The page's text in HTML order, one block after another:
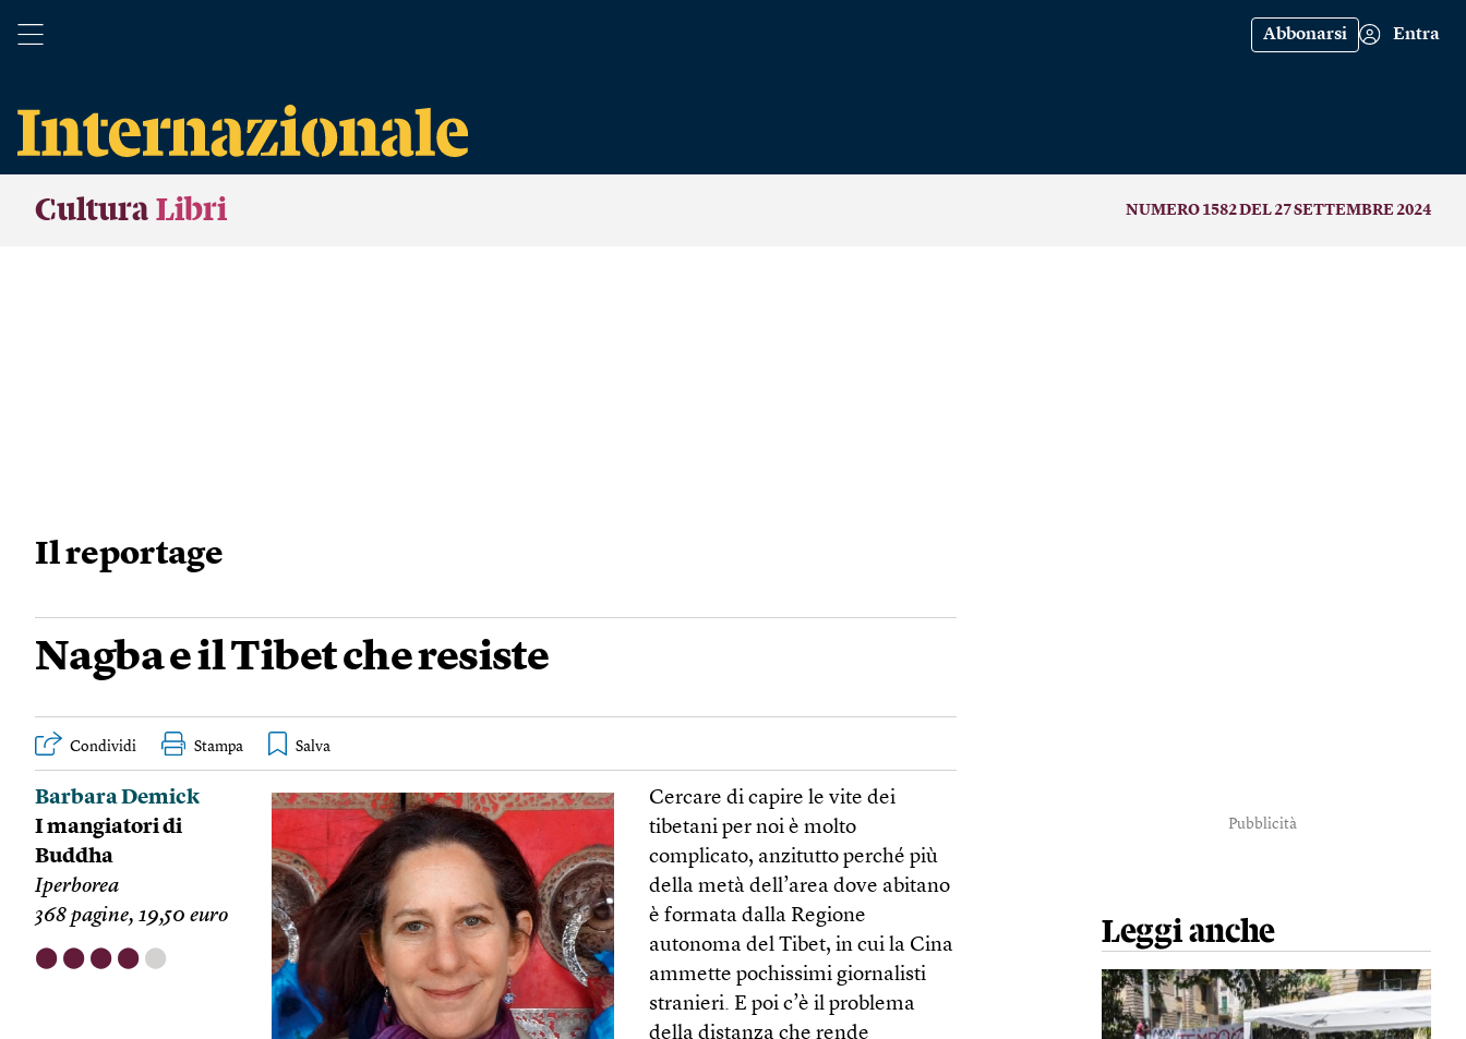
Abbonarsi Entra
Cultura Libri NUMERO 1582 DEL 27 SETTEMBRE 2024
Il reportage
Nagba e il Tibet che resiste
Condividi Stampa
Barbara Demick
I mangiatori di
Buddha
Iperborea
368 pagine, 19,50 euro
⬤ ⬤ ⬤ ⬤ ⬤
Cercare di capire le vite dei
tibetani per noi è molto
complicato, anzitutto perché più
della metà dell’area dove abitano
è formata dalla Regione
autonoma del Tibet, in cui la Cina
ammette pochissimi giornalisti
stranieri. E poi c’è il problema
della distanza che rende
Pubblicità
Leggi anche